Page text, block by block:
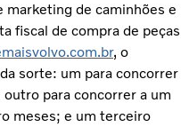
de caminhões e
fiscal de compra de peças
, o
sorte: um para concorrer
para concorrer a um
meses; e um terceiro